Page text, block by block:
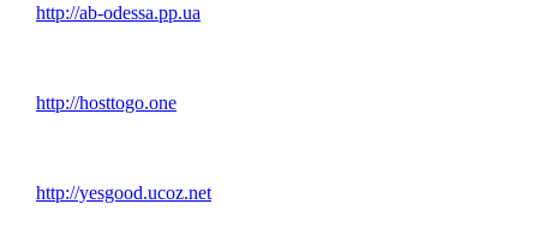
http://ab-odessa.pp.ua
http://hosttogo.one
http://yesgood.ucoz.net